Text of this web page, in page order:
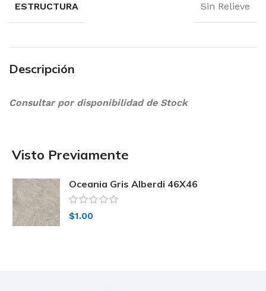
ESTRUCTURA Sin Relieve
Descripción
Consultar por disponibilidad de Stock
Visto Previamente
Oceania Gris Alberdi 46X46
$1.00